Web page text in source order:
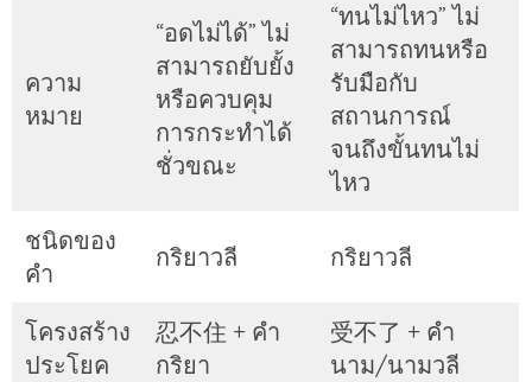
ความ
หมาย
“อดไม่ได้” ไม่
สามารถยับยั้ง
หรือควบคุม
การกระทำได้
ชั่วขณะ
“ทนไม่ไหว” ไม่
สามารถทนหรือ
รับมือกับ
สถานการณ์
จนถึงขั้นทนไม่
ไหว
ชนิดของ
คำ
กริยาวลี กริยาวลี
โครงสร้าง
ประโยค
忍不住 + คำ
กริยา
受不了 + คำ
นาม/นามวลี